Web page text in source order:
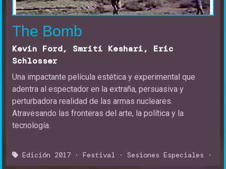
The Bomb
Kevin Ford, Smriti Keshari, Eric
Schlosser
Una impactante película estética y experimental que
adentra al espectador en la extraña, persuasiva y
perturbadora realidad de las armas nucleares.
Atravesando las fronteras del arte, la política y la
tecnología.
Edición 2017 · Festival · Sesiones Especiales ·